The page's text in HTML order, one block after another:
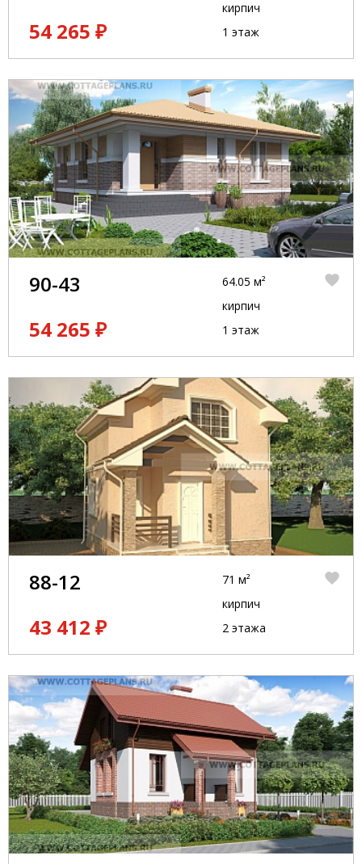
54 265 ₽
кирпич
1 этаж
90-43
54 265 ₽
64.05 м²
кирпич
1 этаж
88-12
43 412 ₽
71 м²
кирпич
2 этажа